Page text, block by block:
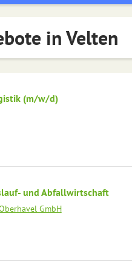
in Velten
(m/w/d)
und Abfallwirtschaft
GmbH